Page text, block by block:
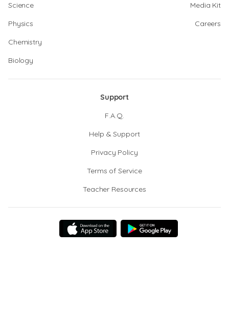
Science
Physics
Chemistry
Biology
Media Kit
Careers
Support
F.A.Q.
Help & Support
Privacy Policy
Terms of Service
Teacher Resources